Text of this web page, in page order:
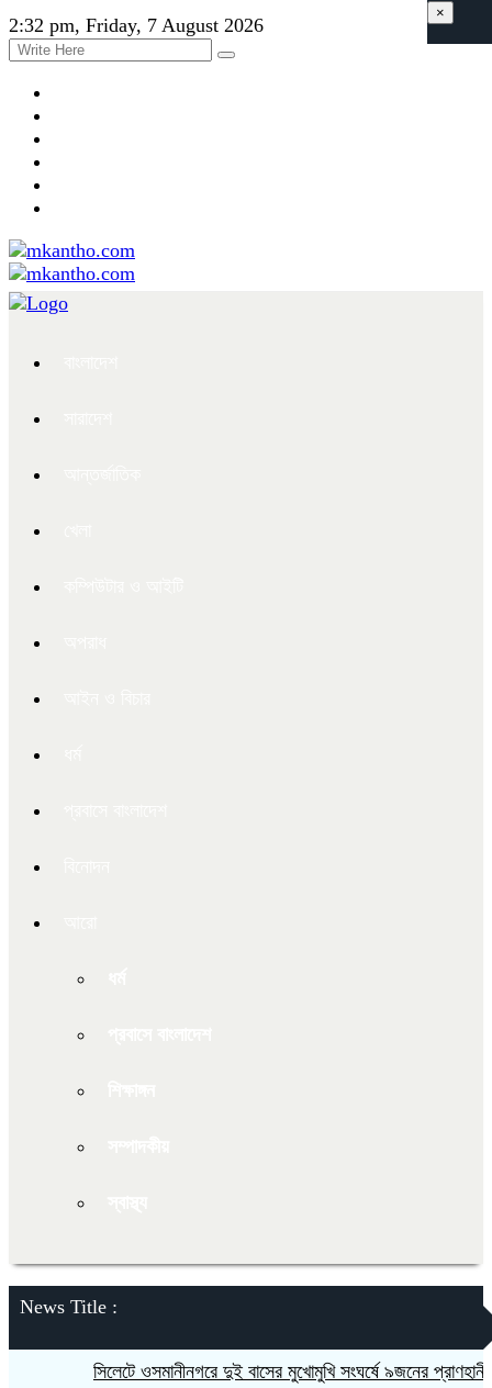
2:32 pm, Friday, 7 August 2026
News Title :
ওসমানীনগরে দুই বাসের মুখোমুখি সংঘর্ষে ৯জনের প্রাণহানী স্কুলে ভর্তিতে
×